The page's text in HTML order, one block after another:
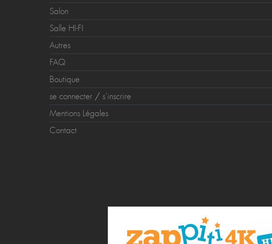
Salon
Salle HI-FI
Autres
FAQ
Boutique
se connecter / s'inscrire
Mentions Légales
Contact